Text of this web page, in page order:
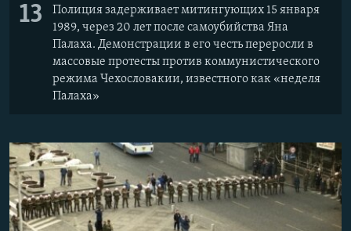
13
Полиция задерживает митингующих 15 января
1989, через 20 лет после самоубийства Яна
Палаха. Демонстрации в его честь переросли в
массовые протесты против коммунистического
режима Чехословакии, известного как «неделя
Палаха»